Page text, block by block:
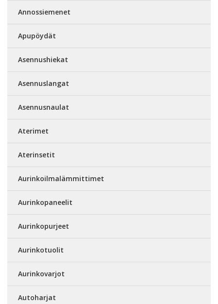
Annossiemenet
Apupöydät
Asennushiekat
Asennuslangat
Asennusnaulat
Aterimet
Aterinsetit
Aurinkoilmalämmittimet
Aurinkopaneelit
Aurinkopurjeet
Aurinkotuolit
Aurinkovarjot
Autoharjat